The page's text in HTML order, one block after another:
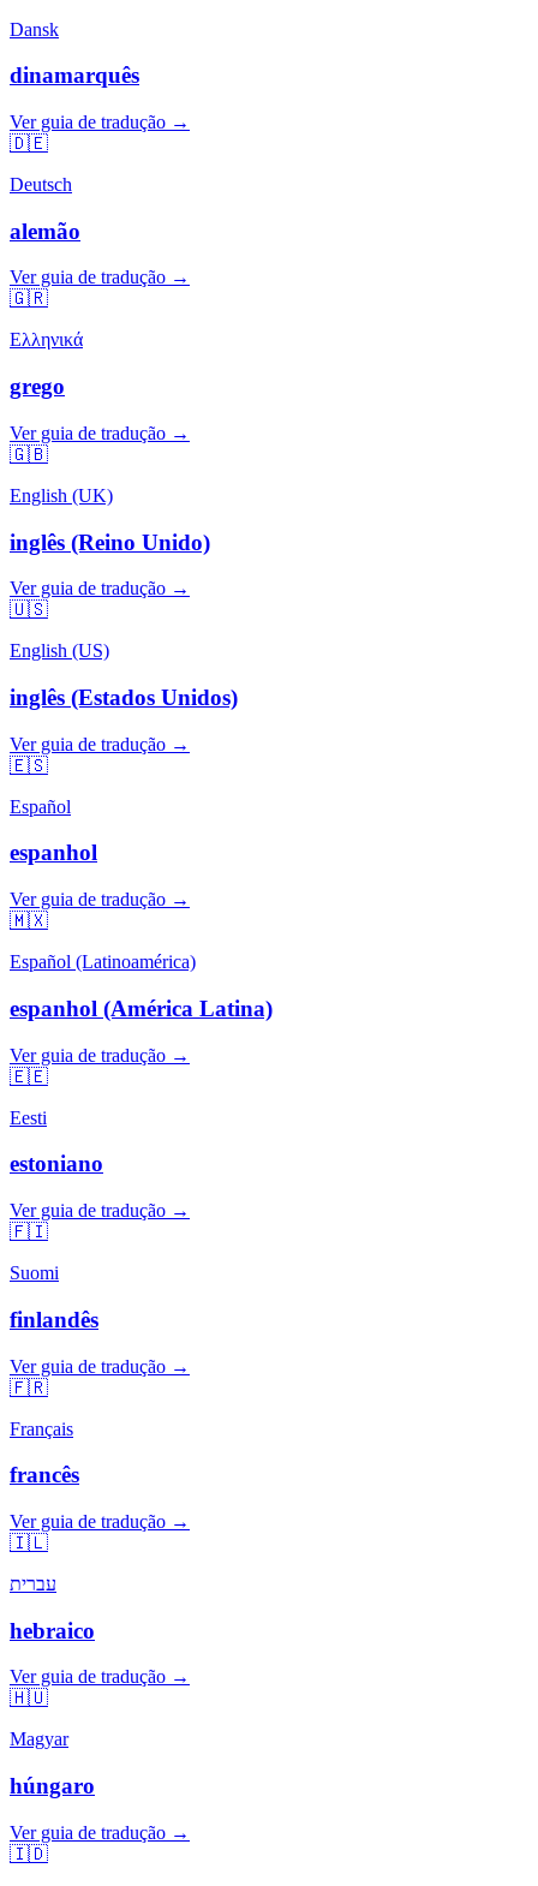
Dansk
dinamarquês
Ver guia de tradução →
🇩🇪
Deutsch
alemão
Ver guia de tradução →
🇬🇷
Ελληνικά
grego
Ver guia de tradução →
🇬🇧
English (UK)
inglês (Reino Unido)
Ver guia de tradução →
🇺🇸
English (US)
inglês (Estados Unidos)
Ver guia de tradução →
🇪🇸
Español
espanhol
Ver guia de tradução →
🇲🇽
Español (Latinoamérica)
espanhol (América Latina)
Ver guia de tradução →
🇪🇪
Eesti
estoniano
Ver guia de tradução →
🇫🇮
Suomi
finlandês
Ver guia de tradução →
🇫🇷
Français
francês
Ver guia de tradução →
🇮🇱
עברית
hebraico
Ver guia de tradução →
🇭🇺
Magyar
húngaro
Ver guia de tradução →
🇮🇩